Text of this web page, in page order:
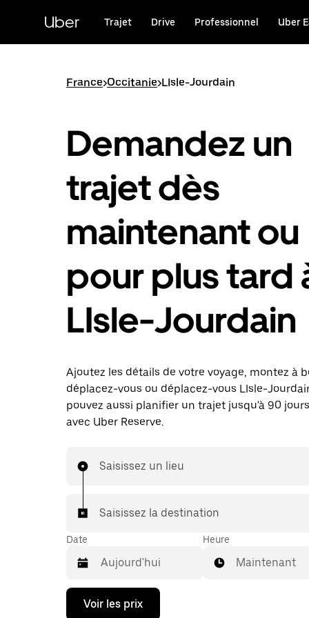
principal
Uber Trajet Drive Professionnel Uber
France>Occitanie>LIsle-Jourdain
Demandez un
trajet dès
maintenant ou
pour plus tard
LIsle-Jourdain
Ajoutez les détails de votre voyage, montez à
déplacez-vous ou déplacez-vous LIsle-
pouvez aussi planifier un trajet jusqu'à 90
avec Uber Reserve.
Saisissez un lieu
Saisissez la destination
Date
Appuyez
Heure
Maintenant
Voir les prix